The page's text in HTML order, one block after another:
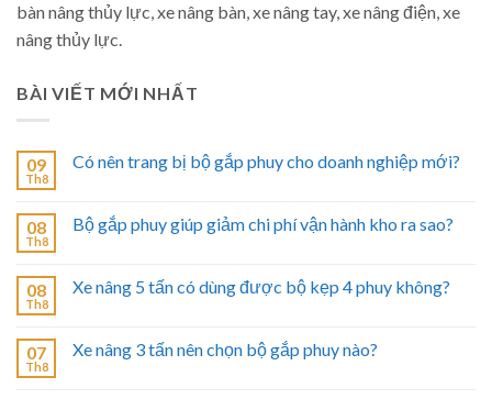
bàn nâng thủy lực, xe nâng bàn, xe nâng tay, xe nâng điện, xe
nâng thủy lực.
BÀI VIẾT MỚI NHẤT
09
Th8
Có nên trang bị bộ gắp phuy cho doanh nghiệp mới?
08
Th8
Bộ gắp phuy giúp giảm chi phí vận hành kho ra sao?
08
Th8
Xe nâng 5 tấn có dùng được bộ kẹp 4 phuy không?
07
Th8
Xe nâng 3 tấn nên chọn bộ gắp phuy nào?